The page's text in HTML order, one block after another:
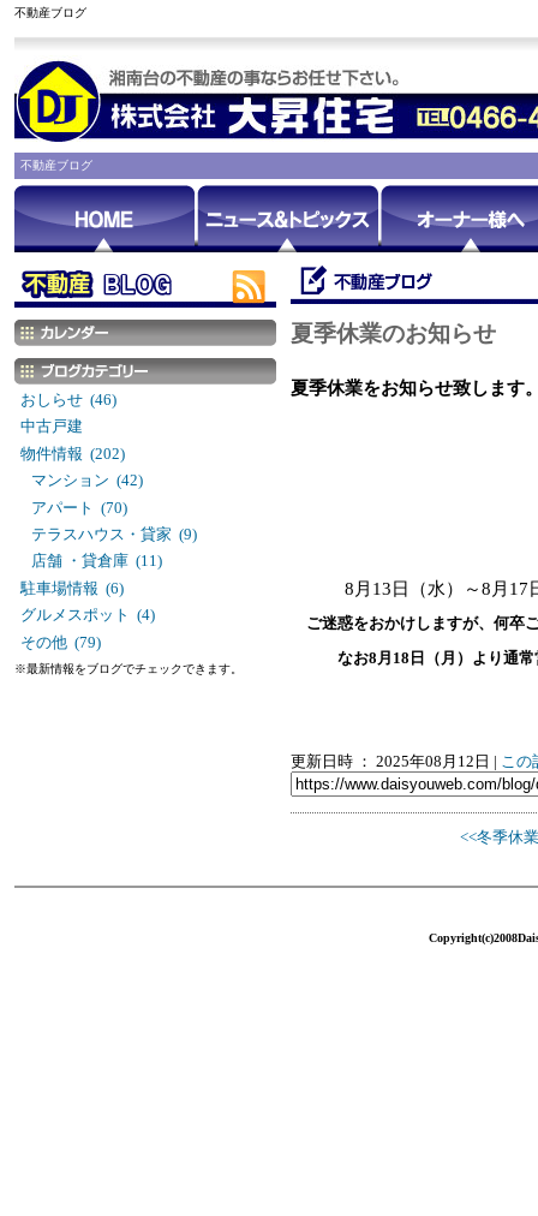
不動産ブログ
不動産ブログ
夏季休業のお知らせ
夏季休業をお知らせ致します
8月13日（水）～8月17
ご迷惑をおかけしますが、何卒
なお8月18日（月）より通常
更新日時 ： 2025年08月12日 この
<<冬季休
おしらせ (46)
中古戸建
物件情報 (202)
マンション (42)
アパート (70)
テラスハウス・貸家 (9)
店舗 ・貸倉庫 (11)
駐車場情報 (6)
グルメスポット (4)
その他 (79)
※最新情報をブログでチェックできます。